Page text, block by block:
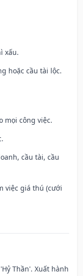
xấu.
hoặc cầu tài lộc.
mọi công việc.
cầu tài, cầu
việc giá thú (cưới
Thần'. Xuất hành